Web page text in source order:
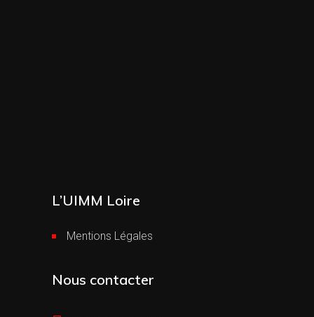
L’UIMM Loire
Mentions Légales
Nous contacter